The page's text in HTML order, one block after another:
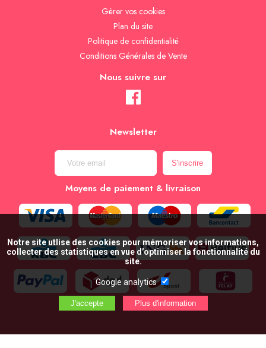
Gèrer vos cookies
Plan du site
Politique de confidentialité
Conditions Générales de Vente
Nous suivre sur
Newsletter
Moyens de paiement & livraison
Notre site utlise des cookies pour mémoriser vos informations,
collecter des statistiques en vue d’optimiser la fonctionnalité du
site.
Google analytics